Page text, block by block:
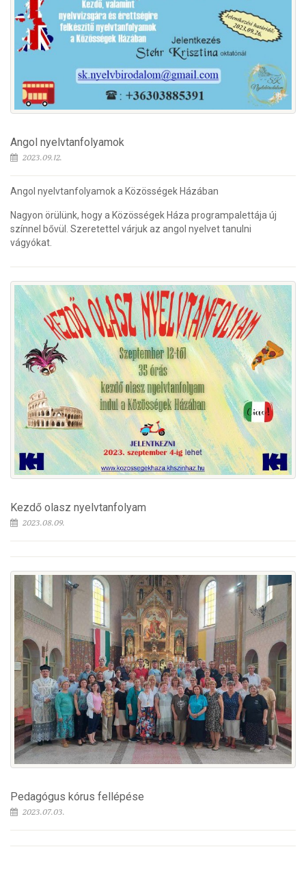
Angol nyelvtanfolyamok
2023.09.12.
Angol nyelvtanfolyamok a Közösségek Házában
Nagyon örülünk, hogy a Közösségek Háza programpalettája új
színnel bővül. Szeretettel várjuk az angol nyelvet tanulni
vágyókat.
Kezdő olasz nyelvtanfolyam
2023.08.09.
Pedagógus kórus fellépése
2023.07.03.